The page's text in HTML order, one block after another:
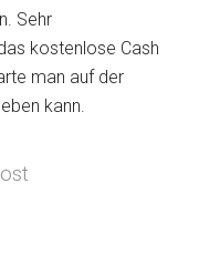
Sehr
kostenlose Cash
man auf der
kann.